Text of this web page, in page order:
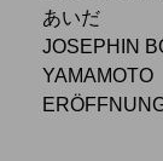
あいだ
JOSEPHIN
YAMAMOTO